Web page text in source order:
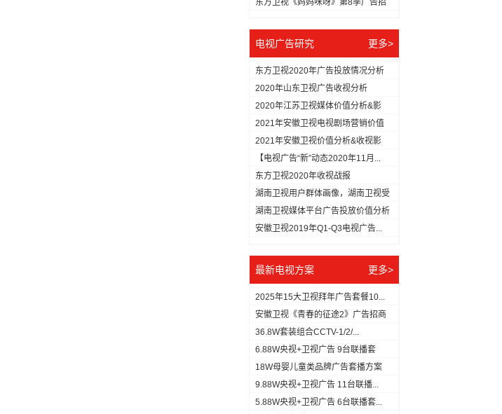
馆》广...
东方卫视《妈妈咪呀》第8季广告招
电视广告研究 更多>
东方卫视2020年广告投放情况分析
2020年山东卫视广告收视分析
2020年江苏卫视媒体价值分析&影
响...
2021年安徽卫视电视剧场营销价值
分...
2021年安徽卫视价值分析&收视影
响...
【电视广告“新”动态2020年11月...
东方卫视2020年收视战报
湖南卫视用户群体画像，湖南卫视受
众分...
湖南卫视媒体平台广告投放价值分析
（数...
安徽卫视2019年Q1-Q3电视广告...
最新电视方案 更多>
2025年15大卫视拜年广告套餐10...
安徽卫视《青春的征途2》广告招商
方案
36.8W套装组合CCTV-1/2/...
6.88W央视+卫视广告 9台联播套
18W母婴儿童类品牌广告套播方案
9.88W央视+卫视广告 11台联播...
5.88W央视+卫视广告 6台联播套...